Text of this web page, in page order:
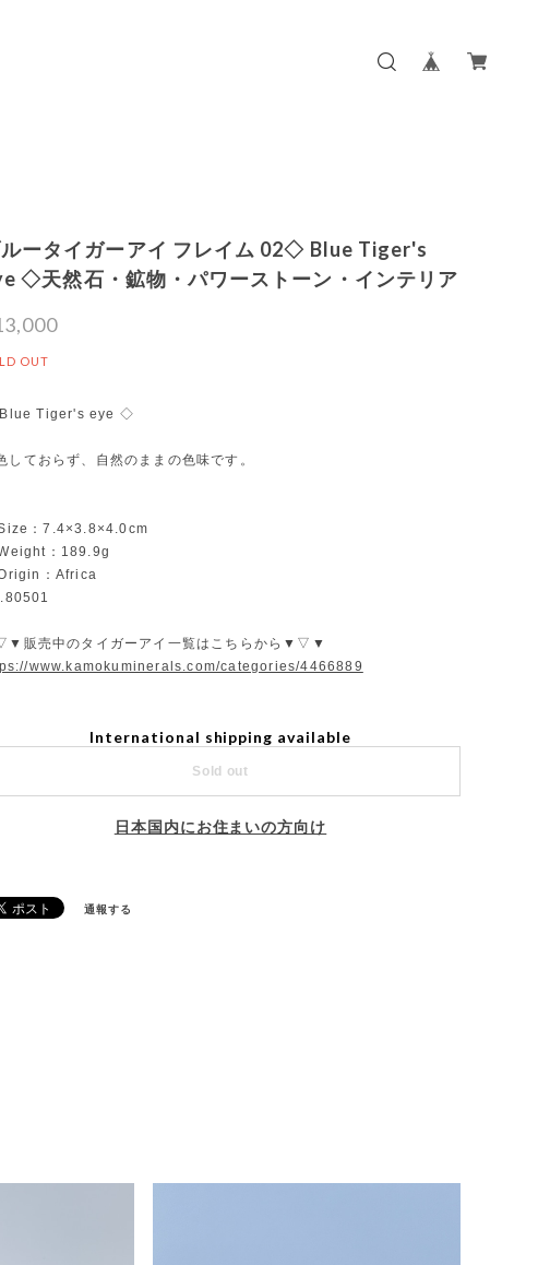
ータイガーアイ フレイム 02◇ Blue Tiger's
◇天然石・鉱物・パワーストーン・インテリア
OUT
Tiger's eye ◇
しておらず、自然のままの色味です。
：7.4×3.8×4.0cm
：189.9g
：Africa
販売中のタイガーアイ一覧はこちらから▼▽▼
www.kamokuminerals.com/categories/4466889
International shipping available
Sold out
日本国内にお住まいの方向け
通報する